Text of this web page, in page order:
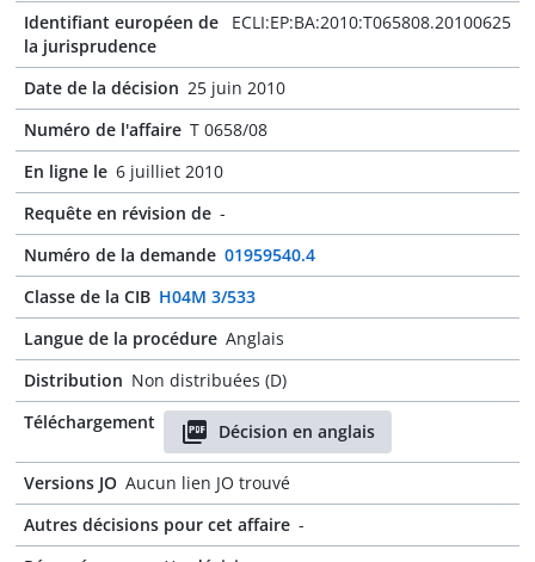
Identifiant européen de
la jurisprudence
ECLI:EP:BA:2010:T065808.20100625
Date de la décision 25 juin 2010
Numéro de l'affaire T 0658/08
En ligne le 6 juilliet 2010
Requête en révision de -
Numéro de la demande 01959540.4
Classe de la CIB H04M 3/533
Langue de la procédure Anglais
Distribution Non distribuées (D)
Téléchargement
Décision en anglais
Versions JO Aucun lien JO trouvé
Autres décisions pour cet affaire -